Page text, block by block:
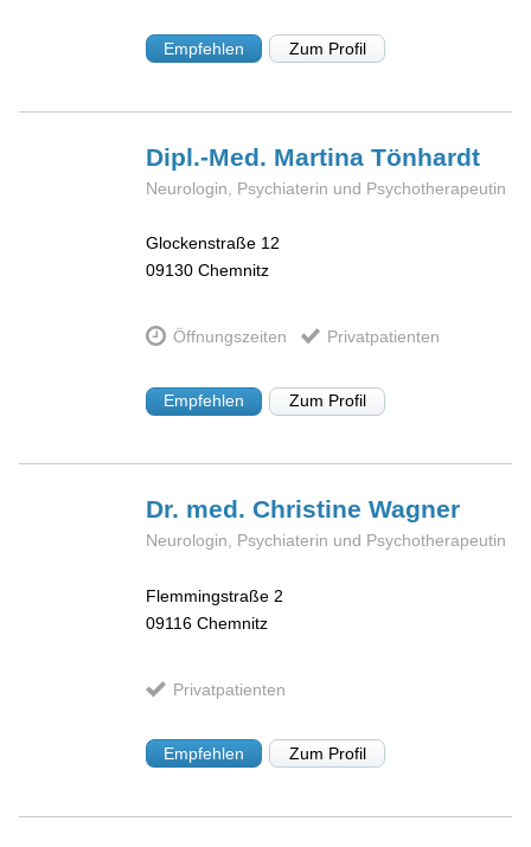
Empfehlen Zum Profil
Dipl.-Med. MartinaTönhardt
Neurologin, Psychiaterin und Psychotherapeutin
Glockenstraße 12
09130 Chemnitz
Öffnungszeiten Privatpatienten
Empfehlen Zum Profil
Dr. med. ChristineWagner
Neurologin, Psychiaterin und Psychotherapeutin
Flemmingstraße 2
09116 Chemnitz
Privatpatienten
Empfehlen Zum Profil